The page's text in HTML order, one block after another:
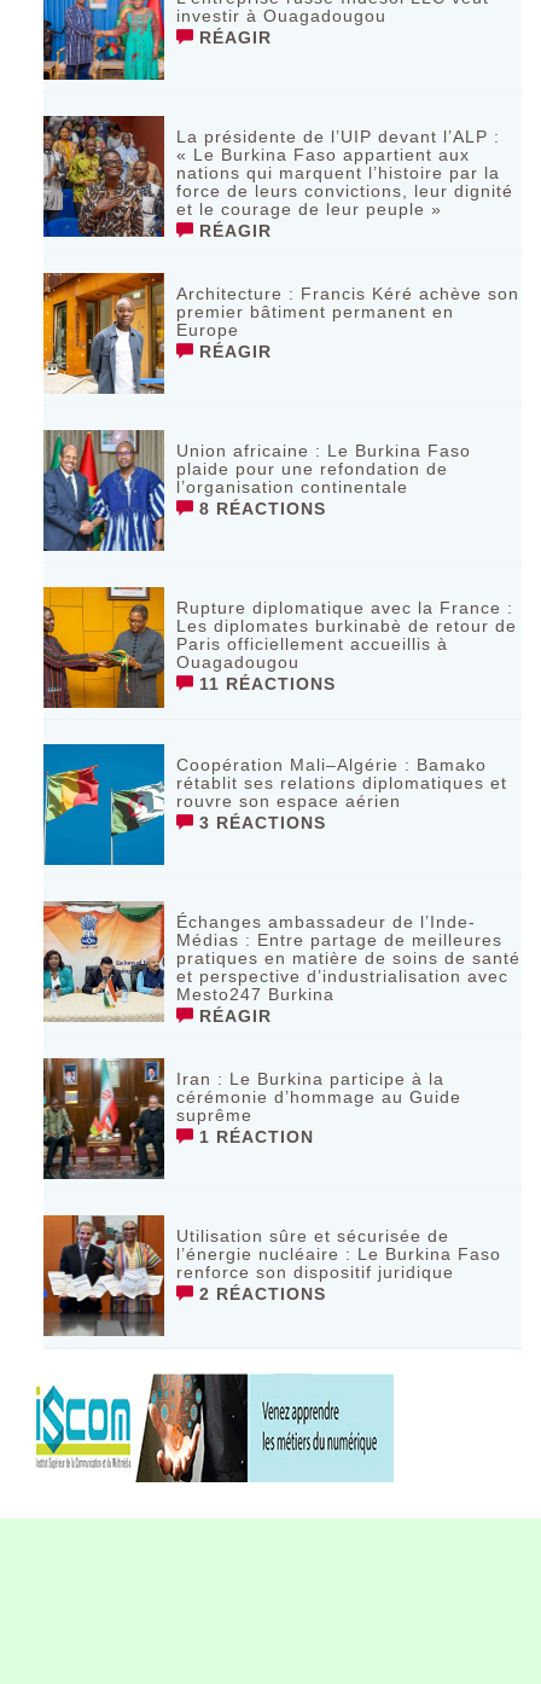
investir à Ouagadougou
RÉAGIR
La présidente de l’UIP devant l’ALP :
« Le Burkina Faso appartient aux
nations qui marquent l’histoire par la
force de leurs convictions, leur dignité
et le courage de leur peuple »
RÉAGIR
‎Architecture : Francis Kéré achève son
premier bâtiment permanent en
Europe
RÉAGIR
Union africaine : Le Burkina Faso
plaide pour une refondation de
l’organisation continentale‎
8 RÉACTIONS
Rupture diplomatique avec la France :
Les diplomates burkinabè de retour de
Paris officiellement accueillis à
Ouagadougou
11 RÉACTIONS
Coopération Mali–Algérie : Bamako
rétablit ses relations diplomatiques et
rouvre son espace aérien
3 RÉACTIONS
Échanges ambassadeur de l’Inde-
Médias : Entre partage de meilleures
pratiques en matière de soins de santé
et perspective d’industrialisation avec
Mesto247 Burkina
RÉAGIR
Iran : Le Burkina participe à la
cérémonie d’hommage au Guide
suprême
1 RÉACTION
Utilisation sûre et sécurisée de
l’énergie nucléaire : Le Burkina Faso
renforce son dispositif juridique
2 RÉACTIONS